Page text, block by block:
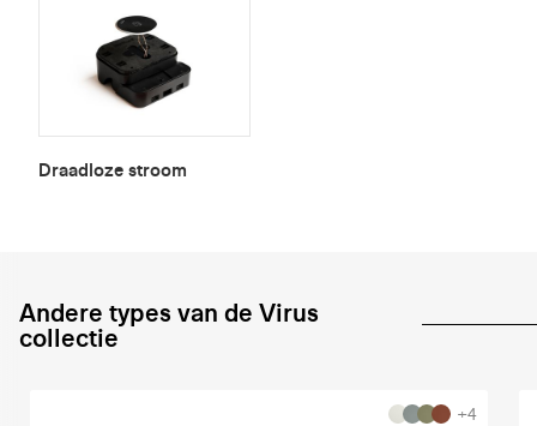
Draadloze stroom
Andere types van de Virus
collectie
+4